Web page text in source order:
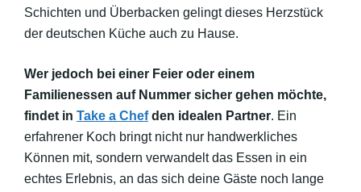
Schichten und Überbacken gelingt dieses Herzstück
der deutschen Küche auch zu Hause.
Wer jedoch bei einer Feier oder einem
Familienessen auf Nummer sicher gehen möchte,
findet in Take a Chefden idealen Partner. Ein
erfahrener Koch bringt nicht nur handwerkliches
Können mit, sondern verwandelt das Essen in ein
echtes Erlebnis, an das sich deine Gäste noch lange